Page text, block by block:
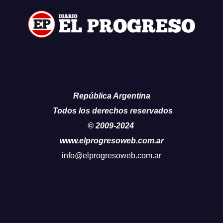
República Argentina
Todos los derechos reservados
© 2009-2024
www.elprogresoweb.com.ar
info@elprogresoweb.com.ar